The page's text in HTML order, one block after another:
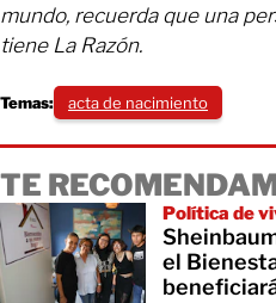
mundo, recuerda que una
tiene La Razón.
Temas: acta de nacimiento
TE
Política de
el